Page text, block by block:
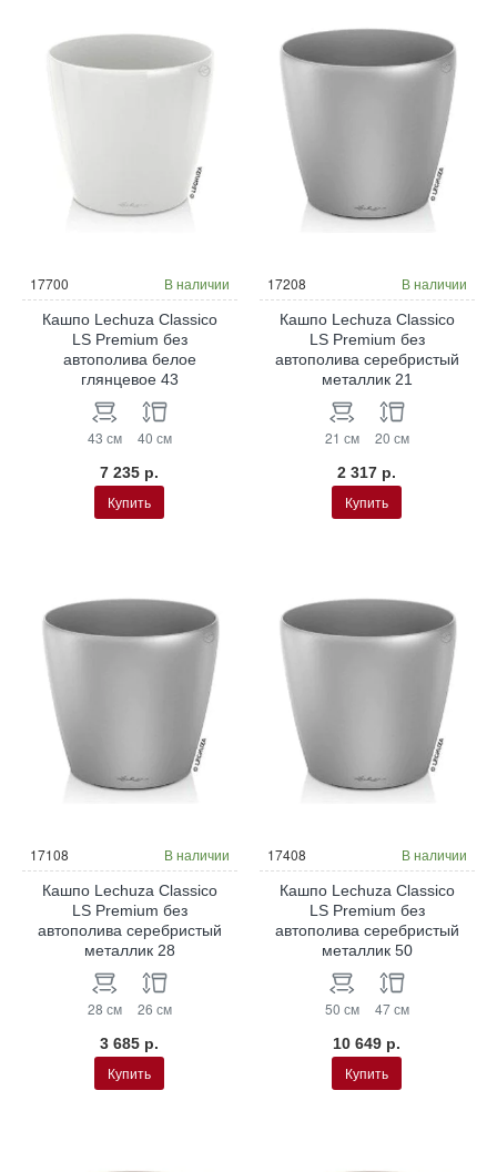
17700 В наличии
Кашпо Lechuza Classico
LS Premium без
автополива белое
глянцевое 43
43 см 40 см
7 235 р.
Купить
17208 В наличии
Кашпо Lechuza Classico
LS Premium без
автополива серебристый
металлик 21
21 см 20 см
2 317 р.
Купить
17108 В наличии
Кашпо Lechuza Classico
LS Premium без
автополива серебристый
металлик 28
28 см 26 см
3 685 р.
Купить
17408 В наличии
Кашпо Lechuza Classico
LS Premium без
автополива серебристый
металлик 50
50 см 47 см
10 649 р.
Купить